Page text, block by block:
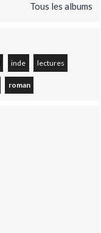
Tous les albums
inde lectures
roman